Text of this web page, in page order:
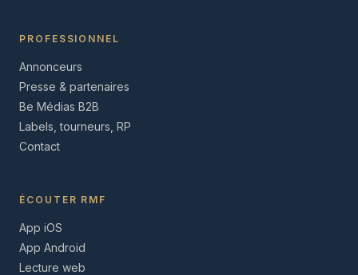
PROFESSIONNEL
Annonceurs
Presse & partenaires
Be Médias B2B
Labels, tourneurs, RP
Contact
ÉCOUTER RMF
App iOS
App Android
Lecture web